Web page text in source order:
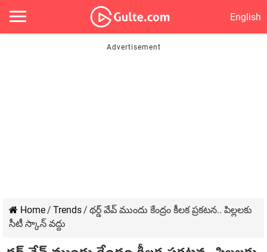
English
Home/ Trends/ థర్డ్ వేవ్ ముందు కేంద్రం కీలక ప్రకటన.. పిల్లలకు
సీటీ స్కాన్ వద్దు